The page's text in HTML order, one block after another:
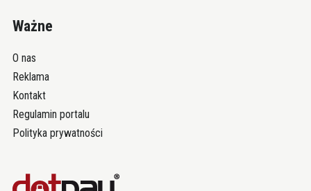
Ważne
O nas
Reklama
Kontakt
Regulamin portalu
Polityka prywatności